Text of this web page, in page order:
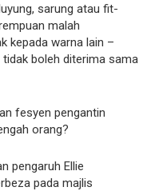
sarung atau fit-
malah
kepada warna lain –
boleh diterima sama
fesyen pengantin
orang?
pengaruh Ellie
pada majlis